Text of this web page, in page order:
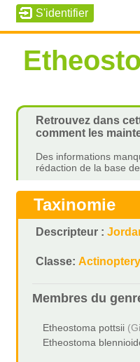
Retrouvez dans
comment les
Des informations
rédaction de la base
Taxinomie
Descripteur :
Classe:
Membres du
Etheostoma pottsii
Etheostoma